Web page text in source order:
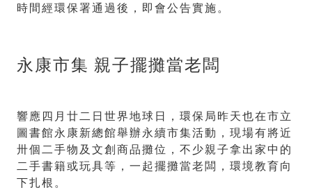
時間經環保署通過後，即會公告實施。
永康市集 親子擺攤當老闆
響應四月廿二日世界地球日，環保局昨天也在市立
圖書館永康新總館舉辦永續市集活動，現場有將近
卅個二手物及文創商品攤位，不少親子拿出家中的
二手書籍或玩具等，一起擺攤當老闆，環境教育向
下扎根。